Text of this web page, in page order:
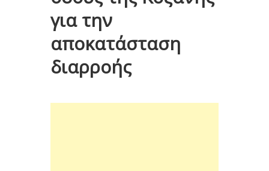
για την
αποκατάσταση
διαρροής